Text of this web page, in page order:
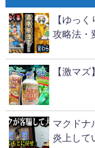
【ゆっ
攻略法・
【激マ
マクドナ
炎上して